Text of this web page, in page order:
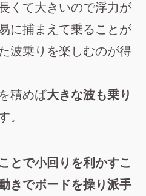
くて大きいので浮力が
に捕まえて乗ることが
波乗りを楽しむのが得
積めば大きな波も乗り
。
とで小回りを利かすこ
きでボードを操り派手